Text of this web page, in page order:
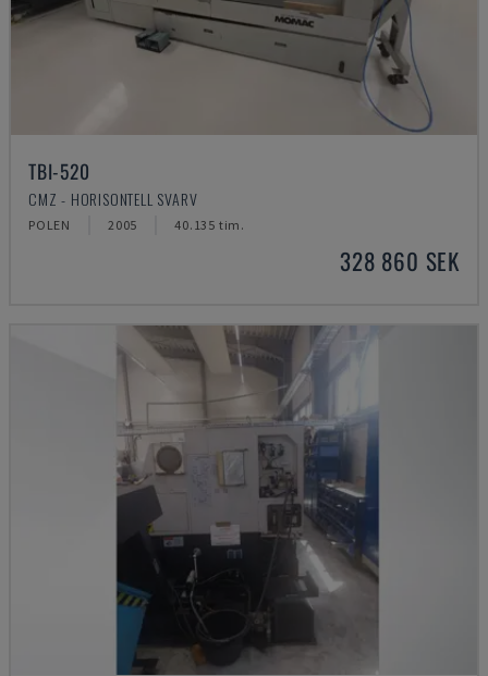
TBI-520
CMZ - HORISONTELL SVARV
POLEN 2005 40.135 tim.
328 860 SEK